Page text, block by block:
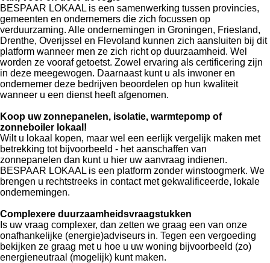
BESPAAR LOKAAL is een samenwerking tussen provincies,
gemeenten en ondernemers die zich focussen op
verduurzaming. Alle ondernemingen in Groningen, Friesland,
Drenthe, Overijssel en Flevoland kunnen zich aansluiten bij dit
platform wanneer men ze zich richt op duurzaamheid. Wel
worden ze vooraf getoetst. Zowel ervaring als certificering zijn
in deze meegewogen. Daarnaast kunt u als inwoner en
ondernemer deze bedrijven beoordelen op hun kwaliteit
wanneer u een dienst heeft afgenomen.
Koop uw zonnepanelen, isolatie, warmtepomp of
zonneboiler lokaal!
Wilt u lokaal kopen, maar wel een eerlijk vergelijk maken met
betrekking tot bijvoorbeeld - het aanschaffen van
zonnepanelen dan kunt u hier uw aanvraag indienen.
BESPAAR LOKAAL is een platform zonder winstoogmerk. We
brengen u rechtstreeks in contact met gekwalificeerde, lokale
ondernemingen.
Complexere duurzaamheidsvraagstukken
Is uw vraag complexer, dan zetten we graag een van onze
onafhankelijke (energie)adviseurs in. Tegen een vergoeding
bekijken ze graag met u hoe u uw woning bijvoorbeeld (zo)
energieneutraal (mogelijk) kunt maken.